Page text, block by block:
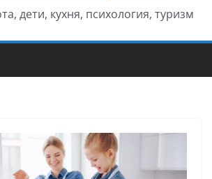
дети, кухня, психология, туризм